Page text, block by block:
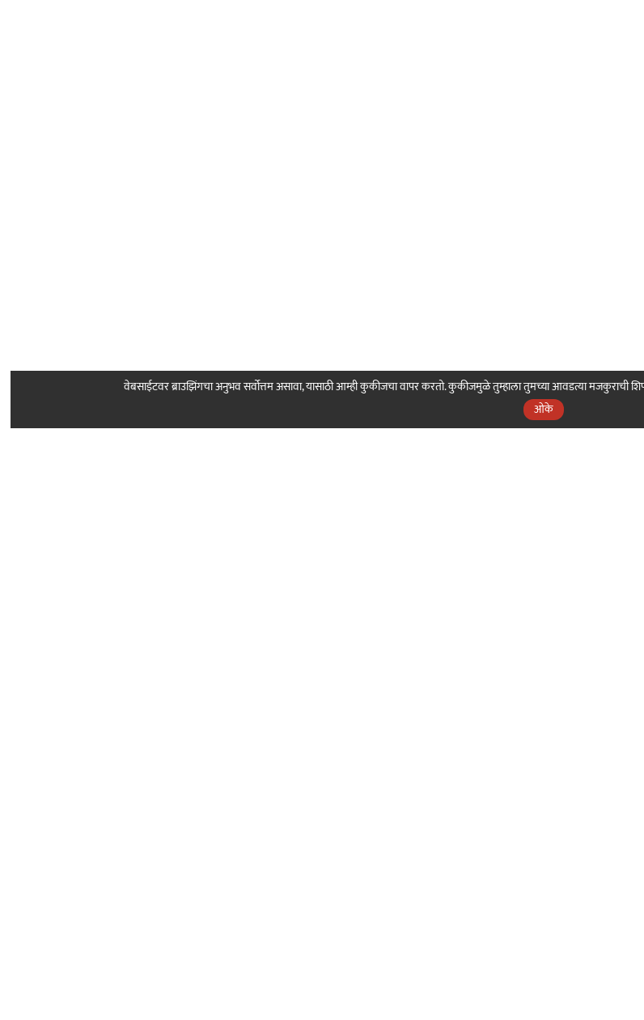
वेबसाईटवर ब्राउझिंगचा अनुभव सर्वोत्तम असावा, यासाठी आम्ही कुकीजचा वापर करतो. कुकीजमुळे तुम्हाला तुमच्या आवडत्या
ओके